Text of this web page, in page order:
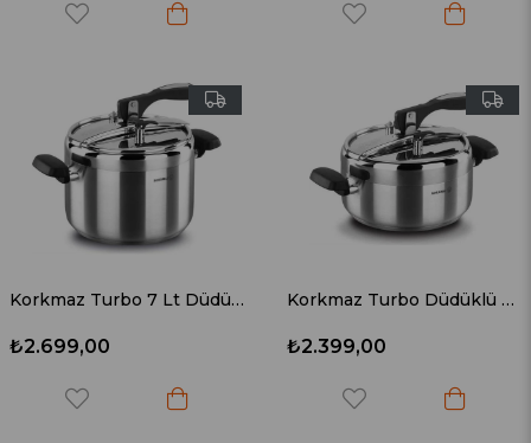
Korkmaz Turbo 7 Lt Düdüklü Tencere A156
₺2.699,00
Korkmaz Turbo Düdüklü Tencere 5 Litre A155
₺2.399,00